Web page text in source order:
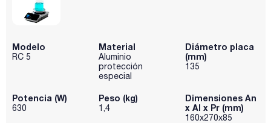
Modelo
RC 5
Material
Aluminio
protección
especial
Diámetro placa
(mm)
135
Potencia (W)
630
Peso (kg)
1,4
Dimensiones An
x Al x Pr (mm)
160x270x85